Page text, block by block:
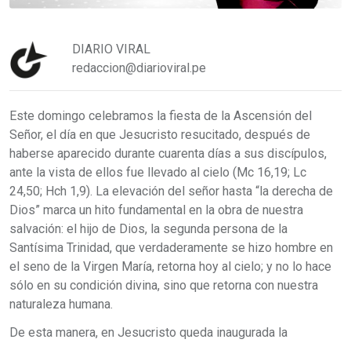
DIARIO VIRAL
redaccion@diarioviral.pe
Este domingo celebramos la fiesta de la Ascensión del
Señor, el día en que Jesucristo resucitado, después de
haberse aparecido durante cuarenta días a sus discípulos,
ante la vista de ellos fue llevado al cielo (Mc 16,19; Lc
24,50; Hch 1,9). La elevación del señor hasta “la derecha de
Dios” marca un hito fundamental en la obra de nuestra
salvación: el hijo de Dios, la segunda persona de la
Santísima Trinidad, que verdaderamente se hizo hombre en
el seno de la Virgen María, retorna hoy al cielo; y no lo hace
sólo en su condición divina, sino que retorna con nuestra
naturaleza humana.
De esta manera, en Jesucristo queda inaugurada la